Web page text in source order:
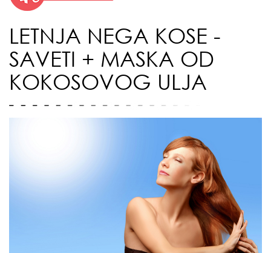
LETNJA NEGA KOSE -
SAVETI + MASKA OD
KOKOSOVOG ULJA